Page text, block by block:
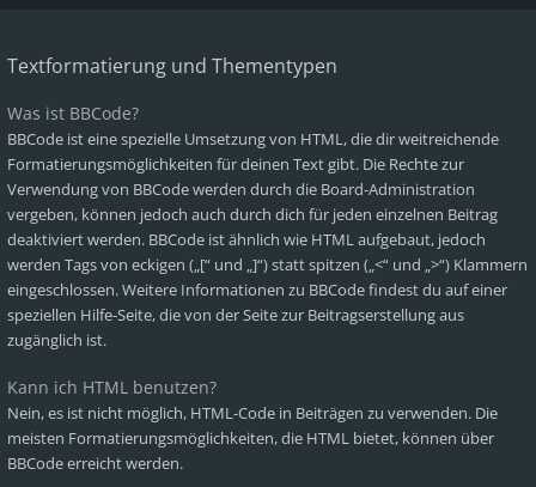
Textformatierung und Thementypen
Was ist BBCode?
BBCode ist eine spezielle Umsetzung von HTML, die dir weitreichende
Formatierungsmöglichkeiten für deinen Text gibt. Die Rechte zur
Verwendung von BBCode werden durch die Board-Administration
vergeben, können jedoch auch durch dich für jeden einzelnen Beitrag
deaktiviert werden. BBCode ist ähnlich wie HTML aufgebaut, jedoch
werden Tags von eckigen („[“ und „]“) statt spitzen („<“ und „>“) Klammern
eingeschlossen. Weitere Informationen zu BBCode findest du auf einer
speziellen Hilfe-Seite, die von der Seite zur Beitragserstellung aus
zugänglich ist.
Kann ich HTML benutzen?
Nein, es ist nicht möglich, HTML-Code in Beiträgen zu verwenden. Die
meisten Formatierungsmöglichkeiten, die HTML bietet, können über
BBCode erreicht werden.